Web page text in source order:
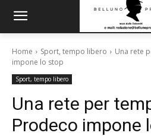
Home Sport, tempo libero
Una rete
impone lo stop
Sport, tempo libero
Una rete per
Prodeco impone